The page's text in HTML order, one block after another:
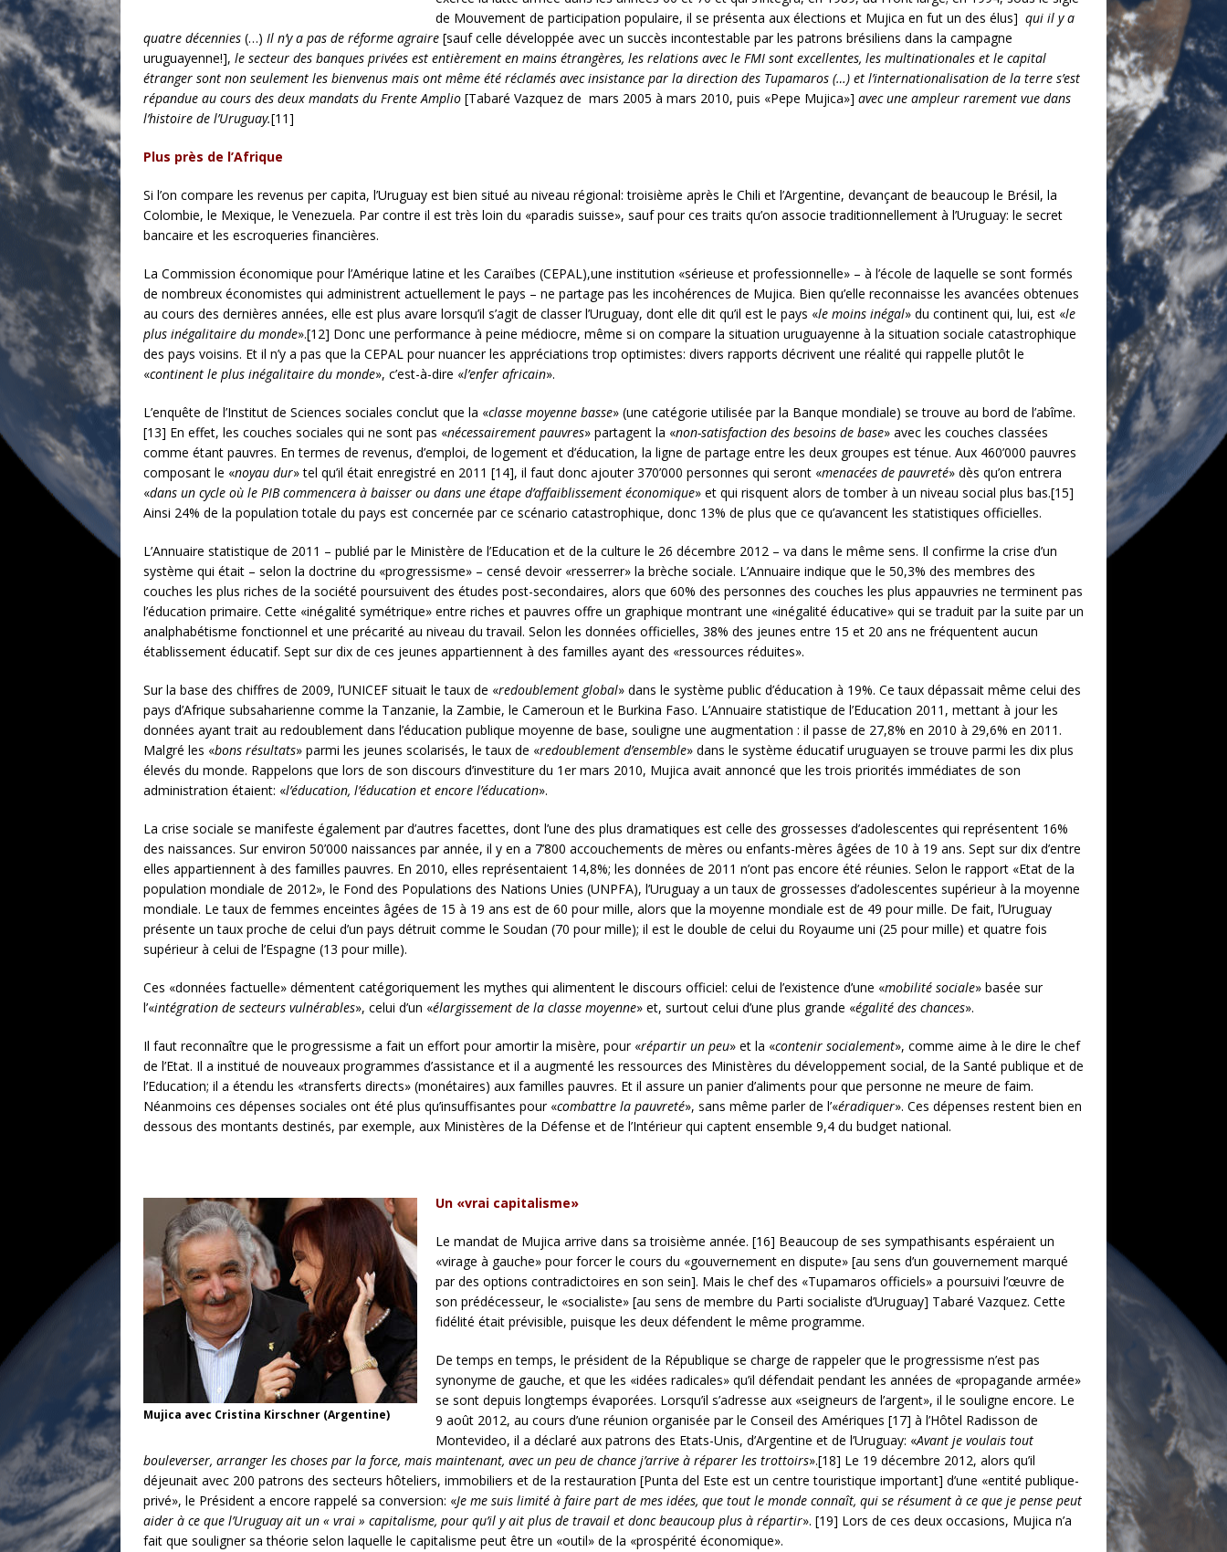
de Mouvement de participation populaire, il se présenta aux élections et Mujica en fut un des élus] qui il y a
quatre décennies (…) Il n’y a pas de réforme agraire [sauf celle développée avec un succès incontestable par les patrons brésiliens dans la campagne
uruguayenne!], le secteur des banques privées est entièrement en mains étrangères, les relations avec le FMI sont excellentes, les multinationales et le capital
étranger sont non seulement les bienvenus mais ont même été réclamés avec insistance par la direction des Tupamaros (…) et l’internationalisation de la terre s’est
répandue au cours des deux mandats du Frente Amplio [Tabaré Vazquez de mars 2005 à mars 2010, puis «Pepe Mujica»] avec une ampleur rarement vue dans
l’histoire de l’Uruguay.[11]
Plus près de l’Afrique
Si l’on compare les revenus per capita, l’Uruguay est bien situé au niveau régional: troisième après le Chili et l’Argentine, devançant de beaucoup le Brésil, la
Colombie, le Mexique, le Venezuela. Par contre il est très loin du «paradis suisse», sauf pour ces traits qu’on associe traditionnellement à l’Uruguay: le secret
bancaire et les escroqueries financières.
La Commission économique pour l’Amérique latine et les Caraïbes (CEPAL),une institution «sérieuse et professionnelle» – à l’école de laquelle se sont formés
de nombreux économistes qui administrent actuellement le pays – ne partage pas les incohérences de Mujica. Bien qu’elle reconnaisse les avancées obtenues
au cours des dernières années, elle est plus avare lorsqu’il s’agit de classer l’Uruguay, dont elle dit qu’il est le pays «le moins inégal» du continent qui, lui, est «le
plus inégalitaire du monde».[12] Donc une performance à peine médiocre, même si on compare la situation uruguayenne à la situation sociale catastrophique
des pays voisins. Et il n’y a pas que la CEPAL pour nuancer les appréciations trop optimistes: divers rapports décrivent une réalité qui rappelle plutôt le
«continent le plus inégalitaire du monde», c’est-à-dire «l’enfer africain».
L’enquête de l’Institut de Sciences sociales conclut que la «classe moyenne basse» (une catégorie utilisée par la Banque mondiale) se trouve au bord de l’abîme.
[13] En effet, les couches sociales qui ne sont pas «nécessairement pauvres» partagent la «non-satisfaction des besoins de base» avec les couches classées
comme étant pauvres. En termes de revenus, d’emploi, de logement et d’éducation, la ligne de partage entre les deux groupes est ténue. Aux 460’000 pauvres
composant le «noyau dur» tel qu’il était enregistré en 2011 [14], il faut donc ajouter 370’000 personnes qui seront «menacées de pauvreté» dès qu’on entrera
«dans un cycle où le PIB commencera à baisser ou dans une étape d’affaiblissement économique» et qui risquent alors de tomber à un niveau social plus bas.[15]
Ainsi 24% de la population totale du pays est concernée par ce scénario catastrophique, donc 13% de plus que ce qu’avancent les statistiques officielles.
L’Annuaire statistique de 2011 – publié par le Ministère de l’Education et de la culture le 26 décembre 2012 – va dans le même sens. Il confirme la crise d’un
système qui était – selon la doctrine du «progressisme» – censé devoir «resserrer» la brèche sociale. L’Annuaire indique que le 50,3% des membres des
couches les plus riches de la société poursuivent des études post-secondaires, alors que 60% des personnes des couches les plus appauvries ne terminent pas
l’éducation primaire. Cette «inégalité symétrique» entre riches et pauvres offre un graphique montrant une «inégalité éducative» qui se traduit par la suite par un
analphabétisme fonctionnel et une précarité au niveau du travail. Selon les données officielles, 38% des jeunes entre 15 et 20 ans ne fréquentent aucun
établissement éducatif. Sept sur dix de ces jeunes appartiennent à des familles ayant des «ressources réduites».
Sur la base des chiffres de 2009, l’UNICEF situait le taux de «redoublement global» dans le système public d’éducation à 19%. Ce taux dépassait même celui des
pays d’Afrique subsaharienne comme la Tanzanie, la Zambie, le Cameroun et le Burkina Faso. L’Annuaire statistique de l’Education 2011, mettant à jour les
données ayant trait au redoublement dans l’éducation publique moyenne de base, souligne une augmentation : il passe de 27,8% en 2010 à 29,6% en 2011.
Malgré les «bons résultats» parmi les jeunes scolarisés, le taux de «redoublement d’ensemble» dans le système éducatif uruguayen se trouve parmi les dix plus
élevés du monde. Rappelons que lors de son discours d’investiture du 1er mars 2010, Mujica avait annoncé que les trois priorités immédiates de son
administration étaient: «l’éducation, l’éducation et encore l’éducation».
La crise sociale se manifeste également par d’autres facettes, dont l’une des plus dramatiques est celle des grossesses d’adolescentes qui représentent 16%
des naissances. Sur environ 50’000 naissances par année, il y en a 7’800 accouchements de mères ou enfants-mères âgées de 10 à 19 ans. Sept surdix d’entre
elles appartiennent à des familles pauvres. En 2010, elles représentaient 14,8%; les données de 2011 n’ont pas encore été réunies. Selon le rapport «Etat de la
population mondiale de 2012», le Fond des Populations des Nations Unies (UNPFA), l’Uruguay a un taux de grossesses d’adolescentes supérieur à la moyenne
mondiale. Le taux de femmes enceintes âgées de 15 à 19 ans est de 60 pour mille, alors que la moyenne mondiale est de 49 pour mille. De fait, l’Uruguay
présente un taux proche de celui d’un pays détruit comme le Soudan (70 pour mille); il est le double de celui du Royaume uni (25 pour mille) et quatre fois
supérieur à celui de l’Espagne (13 pour mille).
Ces «données factuelle» démentent catégoriquement les mythes qui alimentent le discours officiel: celui de l’existence d’une «mobilité sociale» basée sur
l’«intégration de secteurs vulnérables», celui d’un «élargissement de la classe moyenne» et, surtout celui d’une plus grande «égalité des chances».
Il faut reconnaître que le progressisme a fait un effort pour amortir la misère, pour «répartir un peu» et la «contenir socialement», comme aime à le dire le chef
de l’Etat. Il a institué de nouveaux programmes d’assistance et il a augmenté les ressources des Ministères du développement social, de la Santé publique et de
l’Education; il a étendu les «transferts directs» (monétaires) aux familles pauvres. Et il assure un panier d’aliments pour que personne ne meure de faim.
Néanmoins ces dépenses sociales ont été plus qu’insuffisantes pour «combattre la pauvreté», sans même parler de l’«éradiquer». Ces dépenses restent bien en
dessous des montants destinés, par exemple, aux Ministères de la Défense et de l’Intérieur qui captent ensemble 9,4 du budget national.
Mujica avec Cristina Kirschner (Argentine)
Un «vrai capitalisme»
Le mandat de Mujica arrive dans sa troisième année. [16] Beaucoup de ses sympathisants espéraient un
«virage à gauche» pour forcer le cours du «gouvernement en dispute» [au sens d’un gouvernement marqué
par des options contradictoires en son sein]. Mais le chef des «Tupamaros officiels» a poursuivi l’œuvre de
son prédécesseur, le «socialiste» [au sens de membre du Parti socialiste d’Uruguay] Tabaré Vazquez. Cette
fidélité était prévisible, puisque les deux défendent le même programme.
De temps en temps, le président de la République se charge de rappeler que le progressisme n’est pas
synonyme de gauche, et que les «idées radicales» qu’il défendait pendant les années de «propagande armée»
se sont depuis longtemps évaporées. Lorsqu’il s’adresse aux «seigneurs de l’argent», il le souligne encore. Le
9 août 2012, au cours d’une réunion organisée par le Conseil des Amériques [17] à l’Hôtel Radisson de
Montevideo, il a déclaré aux patrons des Etats-Unis, d’Argentine et de l’Uruguay: «Avant je voulais tout
bouleverser, arranger les choses par la force, mais maintenant, avec un peu de chance j’arrive à réparer les trottoirs».[18] Le 19 décembre 2012, alors qu’il
déjeunait avec 200 patrons des secteurs hôteliers, immobiliers et de la restauration [Punta del Este est un centre touristique important] d’une «entité publique-
privé», le Président a encore rappelé sa conversion: «Je me suis limité à faire part de mes idées, que tout le monde connaît, qui se résument à ce que je pense peut
aider à ce que l’Uruguay ait un « vrai » capitalisme, pour qu’il y ait plus de travail et donc beaucoup plus à répartir». [19] Lors de ces deux occasions, Mujica n’a
fait que souligner sa théorie selon laquelle le capitalisme peut être un «outil» de la «prospérité économique».